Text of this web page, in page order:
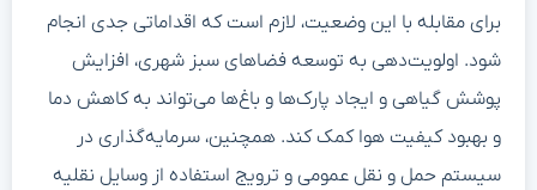
برای مقابله با این وضعیت، لازم است که اقداماتی جدی انجام
شود. اولویت‌دهی به توسعه فضاهای سبز شهری، افزایش
پوشش گیاهی و ایجاد پارک‌ها و باغ‌ها می‌تواند به کاهش دما
و بهبود کیفیت هوا کمک کند. همچنین، سرمایه‌گذاری در
سیستم حمل و نقل عمومی و ترویج استفاده از وسایل نقلیه